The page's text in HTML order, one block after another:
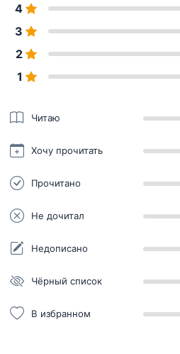
4
3
2
1
Читаю
Хочу прочитать
Прочитано
Не дочитал
Недописано
Чёрный список
В избранном